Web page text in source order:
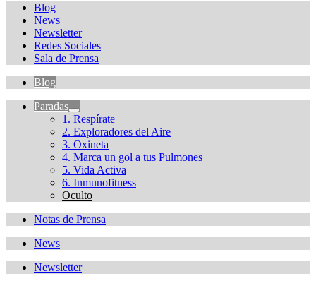
Blog
News
Newsletter
Redes Sociales
Sala de Prensa
Blog
Paradas
1. Respírate
2. Exploradores del Aire
3. Oxineta
4. Marca un gol a tus Pulmones
5. Vida Activa
6. Inmunofitness
Oculto
Notas de Prensa
News
Newsletter